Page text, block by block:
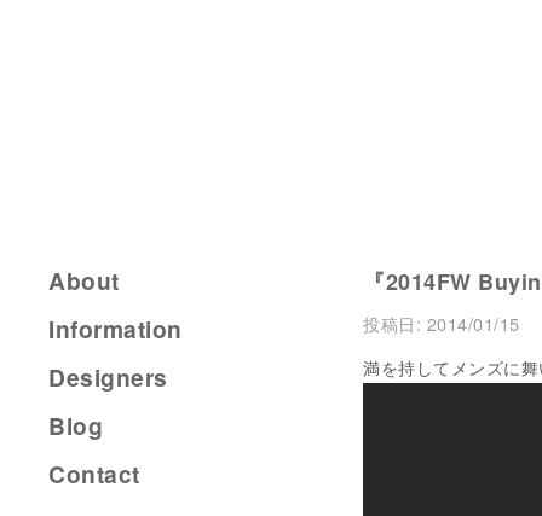
『2014FW
投稿日: 2014/01/15
満を持してメンズに
About
Information
Designers
Blog
Contact